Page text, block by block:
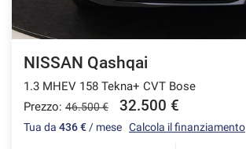
NISSAN Qashqai
1.3 MHEV 158 Tekna+ CVT Bose
Prezzo: 46.500 € 32.500 €
Tua da 436 € / mese Calcola il finanziamento